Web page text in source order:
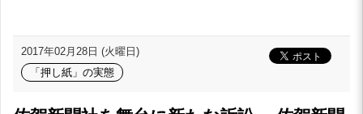
2017年02月28日 (火曜日)
「押し紙」の実態